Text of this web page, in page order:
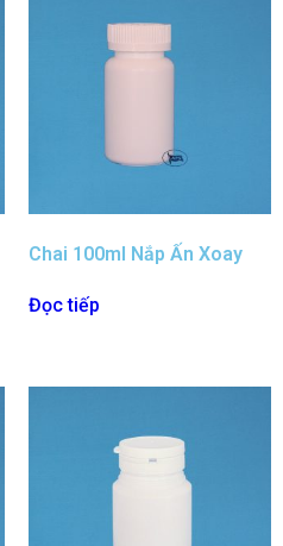
Chai 100ml Nắp Ấn Xoay
Đọc tiếp